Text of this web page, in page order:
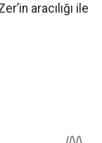
aracılığı ile